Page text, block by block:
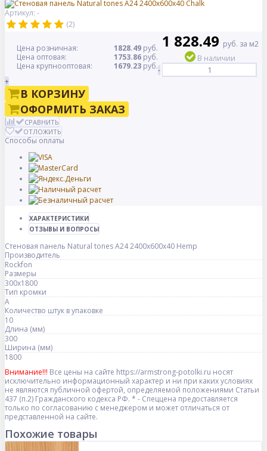
Артикул: -
(2)
Цена розничная: 1828.49 руб.
Цена оптовая:
1753.86 руб.
Цена крупнооптовая:
1679.23 руб.
1 828.49 руб. за м2
В наличии
-
+
В КОРЗИНУ
ОФОРМИТЬ ЗАКАЗ
СРАВНИТЬ
ОТЛОЖИТЬ
Способы оплаты
ХАРАКТЕРИСТИКИ
ОТЗЫВЫ И ВОПРОСЫ
Стеновая панель Natural tones А24 2400x600x40 Hemp
Производитель
Rockfon
Размеры
300x1800
Тип кромки
A
Количество штук в упаковке
10
Длина (мм)
300
Ширина (мм)
1800
Внимание!!! Все цены на сайте https://armstrong-potolki.ru носят
исключительно информационный характер и ни при каких условиях
не являются публичной офертой, определяемой положениями Статьи
437 (п.2) Гражданского кодекса РФ. * - Спеццена предоставляется
только по согласованию с менеджером и может отличаться от
представленной на сайте.
Похожие товары